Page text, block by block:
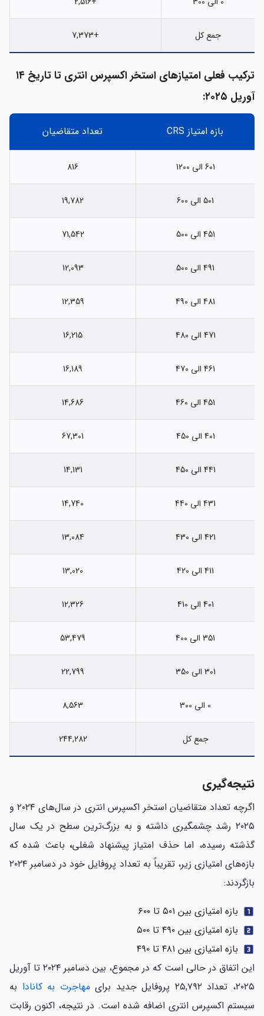
جمع کل +7,373
ترکیب فعلی امتیازهای استخر اکسپرس انتری تا تاریخ ۱۴
آوریل ۲۰۲۵:
بازه امتیاز CRS تعداد متقاضیان
601 الی 1200 816
501 الی 600 19,782
451 الی 500 71,542
491 الی 500 12,093
481 الی 490 12,359
471 الی 480 16,215
461 الی 470 16,189
451 الی 460 14,686
401 الی 450 67,301
441 الی 450 14,131
431 الی 440 14,740
421 الی 430 13,084
411 الی 420 13,020
401 الی 410 12,326
351 الی 400 53,479
301 الی 350 22,799
0 الی 300 8,563
جمع کل 244,282
نتیجه‌گیری
اگرچه تعداد متقاضیان استخر اکسپرس انتری در سال‌های ۲۰۲۴ و
۲۰۲۵ رشد چشمگیری داشته و به بزرگ‌ترین سطح در یک سال
گذشته رسیده، اما حذف امتیاز پیشنهاد شغلی، باعث شده که
بازه‌های امتیازی زیر، تقریباً به تعداد پروفایل‌ خود در دسامبر ۲۰۲۴
بازگردند:
looks_one بازه امتیازی بین ۵۰۱ تا ۶۰۰
looks_two بازه امتیازی بین ۴۹۰ تا ۵۰۰
looks_3 بازه امتیازی بین ۴۸۱ تا ۴۹۰
این اتفاق در حالی است که در مجموع، بین دسامبر ۲۰۲۴ تا آوریل
۲۰۲۵، تعداد ۲۵,۷۹۲ پروفایل جدید برای
مهاجرت به کانادا به
سیستم اکسپرس انتری اضافه شده است. در نتیجه، اکنون رقابت